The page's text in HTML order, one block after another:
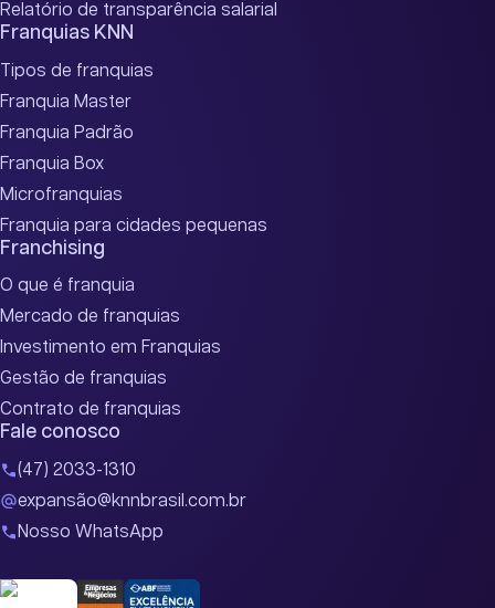
Relatório de transparência salarial
Franquias KNN
Tipos de franquias
Franquia Master
Franquia Padrão
Franquia Box
Microfranquias
Franquia para cidades pequenas
Franchising
O que é franquia
Mercado de franquias
Investimento em Franquias
Gestão de franquias
Contrato de franquias
Fale conosco
(47) 2033-1310
expansão@knnbrasil.com.br
Nosso WhatsApp